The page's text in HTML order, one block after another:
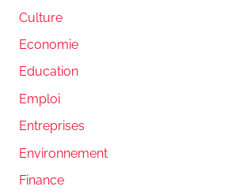
Culture
Economie
Education
Emploi
Entreprises
Environnement
Finance